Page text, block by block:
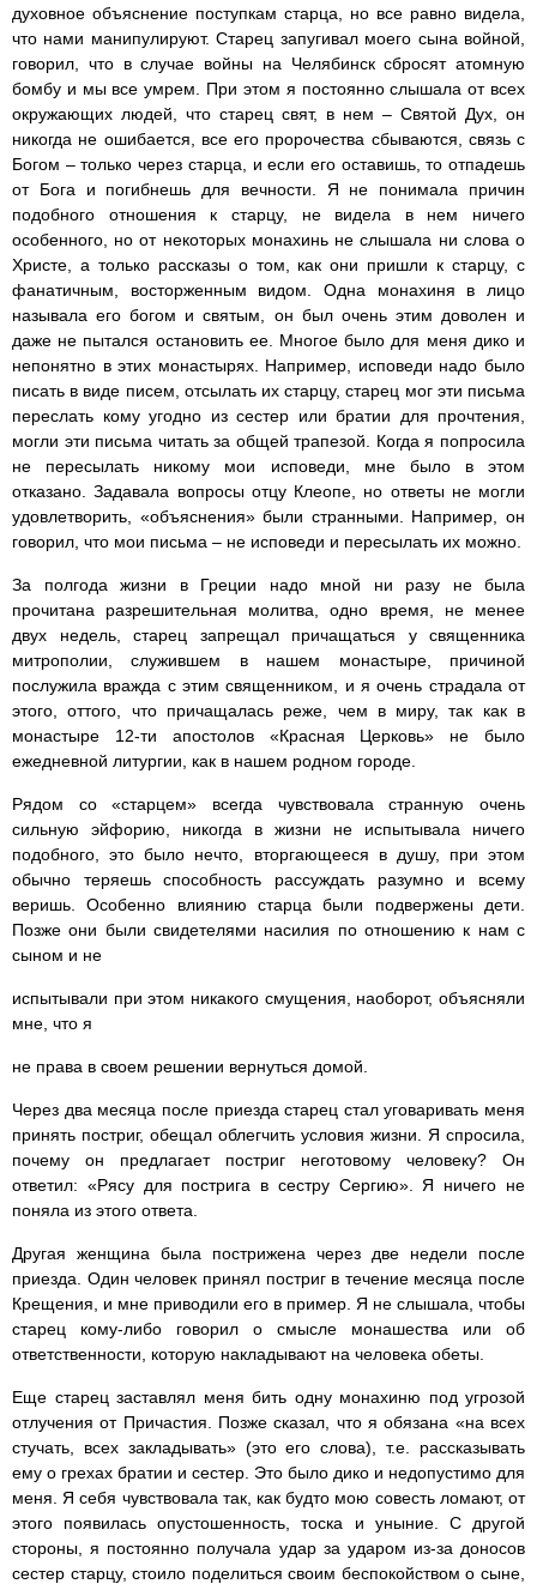
духовное объяснение поступкам старца, но все равно видела,
что нами манипулируют. Старец запугивал моего сына войной,
говорил, что в случае войны на Челябинск сбросят атомную
бомбу и мы все умрем. При этом я постоянно слышала от всех
окружающих людей, что старец свят, в нем – Святой Дух, он
никогда не ошибается, все его пророчества сбываются, связь с
Богом – только через старца, и если его оставишь, то отпадешь
от Бога и погибнешь для вечности. Я не понимала причин
подобного отношения к старцу, не видела в нем ничего
особенного, но от некоторых монахинь не слышала ни слова о
Христе, а только рассказы о том, как они пришли к старцу, с
фанатичным, восторженным видом. Одна монахиня в лицо
называла его богом и святым, он был очень этим доволен и
даже не пытался остановить ее. Многое было для меня дико и
непонятно в этих монастырях. Например, исповеди надо было
писать в виде писем, отсылать их старцу, старец мог эти письма
переслать кому угодно из сестер или братии для прочтения,
могли эти письма читать за общей трапезой. Когда я попросила
не пересылать никому мои исповеди, мне было в этом
отказано. Задавала вопросы отцу Клеопе, но ответы не могли
удовлетворить, «объяснения» были странными. Например, он
говорил, что мои письма – не исповеди и пересылать их можно.
За полгода жизни в Греции надо мной ни разу не была
прочитана разрешительная молитва, одно время, не менее
двух недель, старец запрещал причащаться у священника
митрополии, служившем в нашем монастыре, причиной
послужила вражда с этим священником, и я очень страдала от
этого, оттого, что причащалась реже, чем в миру, так как в
монастыре 12-ти апостолов «Красная Церковь» не было
ежедневной литургии, как в нашем родном городе.
Рядом со «старцем» всегда чувствовала странную очень
сильную эйфорию, никогда в жизни не испытывала ничего
подобного, это было нечто, вторгающееся в душу, при этом
обычно теряешь способность рассуждать разумно и всему
веришь. Особенно влиянию старца были подвержены дети.
Позже они были свидетелями насилия по отношению к нам с
сыном и не
испытывали при этом никакого смущения, наоборот, объясняли
мне, что я
не права в своем решении вернуться домой.
Через два месяца после приезда старец стал уговаривать меня
принять постриг, обещал облегчить условия жизни. Я спросила,
почему он предлагает постриг неготовому человеку? Он
ответил: «Рясу для пострига в сестру Сергию». Я ничего не
поняла из этого ответа.
Другая женщина была пострижена через две недели после
приезда. Один человек принял постриг в течение месяца после
Крещения, и мне приводили его в пример. Я не слышала, чтобы
старец кому-либо говорил о смысле монашества или об
ответственности, которую накладывают на человека обеты.
Еще старец заставлял меня бить одну монахиню под угрозой
отлучения от Причастия. Позже сказал, что я обязана «на всех
стучать, всех закладывать» (это его слова), т.е. рассказывать
ему о грехах братии и сестер. Это было дико и недопустимо для
меня. Я себя чувствовала так, как будто мою совесть ломают, от
этого появилась опустошенность, тоска и уныние. С другой
стороны, я постоянно получала удар за ударом из-за доносов
сестер старцу, стоило поделиться своим беспокойством о сыне,